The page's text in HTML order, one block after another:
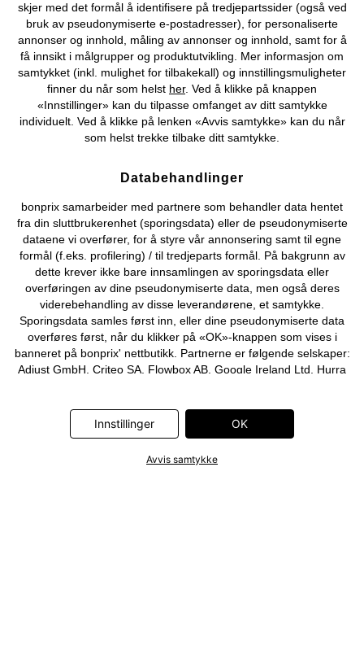
Kjøpsvilkår Personopplysninger Cookie-innstillinger
Om Oss Angre kjøp
©2026 bonprix.
skjer med det formål å identifisere på tredjepartssider (også ved
bruk av pseudonymiserte e-postadresser), for personaliserte
annonser og innhold, måling av annonser og innhold, samt for å
få innsikt i målgrupper og produktutvikling. Mer informasjon om
samtykket (inkl. mulighet for tilbakekall) og innstillingsmuligheter
finner du når som helst her. Ved å klikke på knappen
«Innstillinger» kan du tilpasse omfanget av ditt samtykke
individuelt. Ved å klikke på lenken «Avvis samtykke» kan du når
som helst trekke tilbake ditt samtykke.
Databehandlinger
bonprix samarbeider med partnere som behandler data hentet
fra din sluttbrukerenhet (sporingsdata) eller de pseudonymiserte
dataene vi overfører, for å styre vår annonsering samt til egne
formål (f.eks. profilering) / til tredjeparts formål. På bakgrunn av
dette krever ikke bare innsamlingen av sporingsdata eller
overføringen av dine pseudonymiserte data, men også deres
viderebehandling av disse leverandørene, et samtykke.
Sporingsdata samles først inn, eller dine pseudonymiserte data
overføres først, når du klikker på «OK»-knappen som vises i
banneret på bonprix' nettbutikk. Partnerne er følgende selskaper:
Adjust GmbH, Criteo SA, Flowbox AB, Google Ireland Ltd, Hurra
Ltd, RTB-House GmbH, Snap Group Ltd, TikTok Information
Technologies UK Ltd. Ytterligere informasjon om
. Informasjonen er også tilgjengelig via en
Innstillinger OK
Avvis samtykke